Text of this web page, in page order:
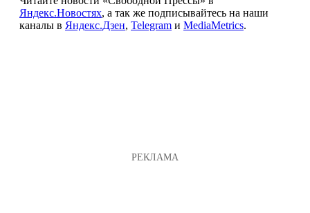
Яндекс.Новостях, а так же подписывайтесь на наши
каналы в Яндекс.Дзен, Telegram и MediaMetrics.